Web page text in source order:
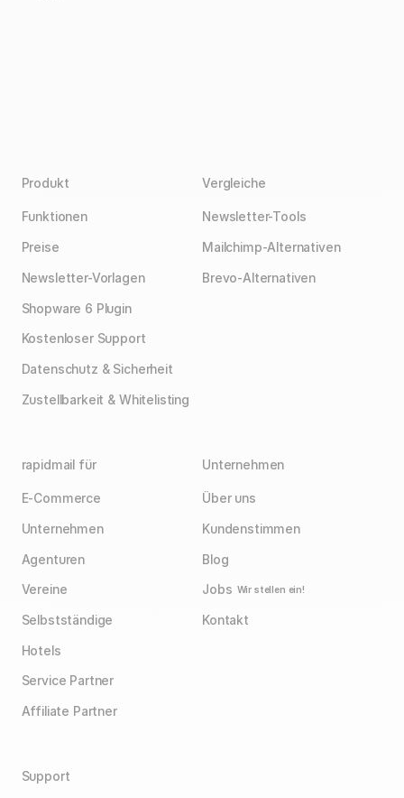
Produkt
Funktionen
Preise
Newsletter-Vorlagen
Shopware 6 Plugin
Kostenloser Support
Datenschutz & Sicherheit
Zustellbarkeit & Whitelisting
Vergleiche
Newsletter-Tools
Mailchimp-Alternativen
Brevo-Alternativen
rapidmail für
E-Commerce
Unternehmen
Agenturen
Vereine
Selbstständige
Hotels
Service Partner
Affiliate Partner
Unternehmen
Über uns
Kundenstimmen
Blog
Jobs Wir stellen ein!
Kontakt
Support